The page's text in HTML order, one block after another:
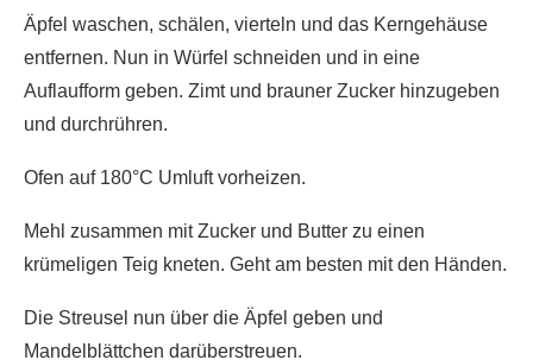
Äpfel waschen, schälen, vierteln und das Kerngehäuse
entfernen. Nun in Würfel schneiden und in eine
Auflaufform geben. Zimt und brauner Zucker hinzugeben
und durchrühren.
Ofen auf 180°C Umluft vorheizen.
Mehl zusammen mit Zucker und Butter zu einen
krümeligen Teig kneten. Geht am besten mit den Händen.
Die Streusel nun über die Äpfel geben und
Mandelblättchen darüberstreuen.